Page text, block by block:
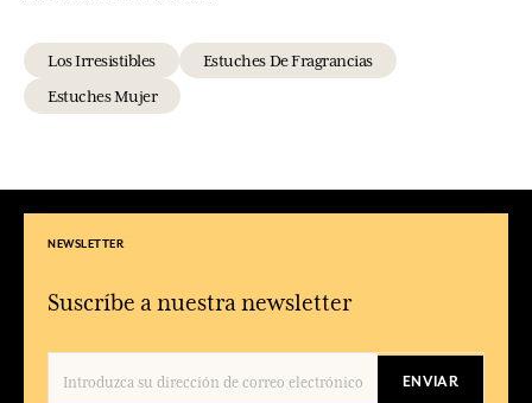
Los Irresistibles
Estuches De Fragrancias
Estuches Mujer
NEWSLETTER
Suscríbe a nuestra newsletter
ENVIAR